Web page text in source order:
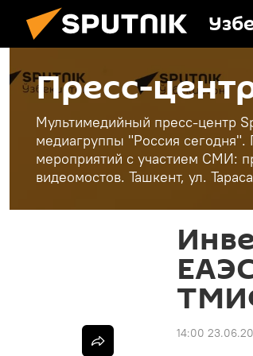
Пресс-
Мультимедийный пресс-центр
медиагруппы "Россия сегодня".
мероприятий с участием СМИ:
видеомостов. Ташкент, ул.
14:00